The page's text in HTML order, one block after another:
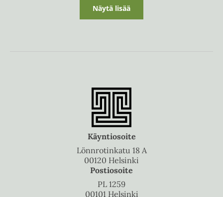
Näytä lisää
Käyntiosoite
Lönnrotinkatu 18 A
00120 Helsinki
Postiosoite
PL 1259
00101 Helsinki